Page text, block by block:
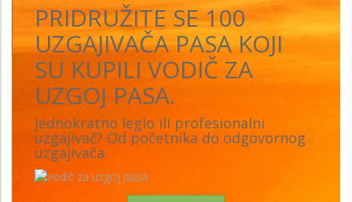
PRIDRUŽITE SE 100
UZGAJIVAČA PASA KOJI
SU KUPILI VODIČ ZA
UZGOJ PASA.
Jednokratno leglo ili profesionalni
uzgajivač? Od početnika do odgovornog
uzgajivača.